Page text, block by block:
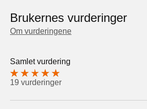
Brukernes vurderinger
Om vurderingene
Samlet vurdering
19 vurderinger